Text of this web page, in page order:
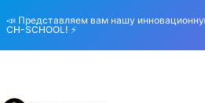
📣 Представляем вам нашу
CH-SCHOOL! ⚡️